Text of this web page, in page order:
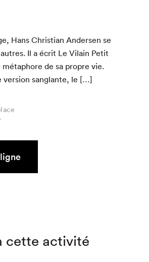
Hans Chris­t­ian Ander­sen se
Il a écrit Le Vilain Petit
de sa pro­pre vie.
ver­sion sanglante, le […]
cette activité